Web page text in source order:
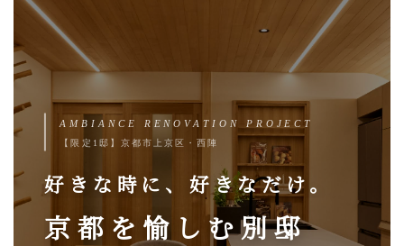
AMBIANCE RENOVATION PROJECT
【限定1邸】京都市上京区・西陣
好きな時に、好きなだけ。
京都を愉しむ別邸